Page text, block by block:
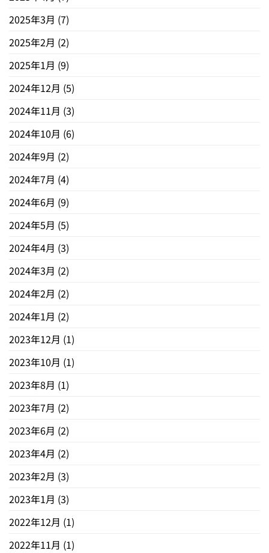
2025年3月 (7)
2025年2月 (2)
2025年1月 (9)
2024年12月 (5)
2024年11月 (3)
2024年10月 (6)
2024年9月 (2)
2024年7月 (4)
2024年6月 (9)
2024年5月 (5)
2024年4月 (3)
2024年3月 (2)
2024年2月 (2)
2024年1月 (2)
2023年12月 (1)
2023年10月 (1)
2023年8月 (1)
2023年7月 (2)
2023年6月 (2)
2023年4月 (2)
2023年2月 (3)
2023年1月 (3)
2022年12月 (1)
2022年11月 (1)